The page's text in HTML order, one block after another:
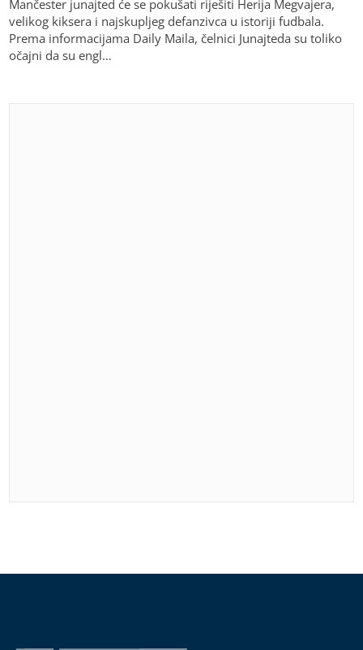
Mančester junajted će se pokušati riješiti Herija Megvajera,
velikog kiksera i najskupljeg defanzivca u istoriji fudbala.
Prema informacijama Daily Maila, čelnici Junajteda su toliko
očajni da su engl…